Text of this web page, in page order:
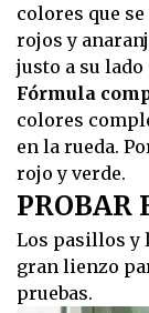
colores que
rojos y
justo a su lado
Fórmula
colores
en la rueda.
rojo y verde.
PROBAR
Los pasillos y
gran lienzo
pruebas.